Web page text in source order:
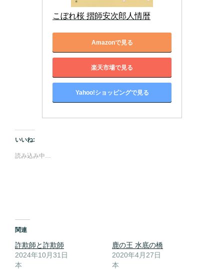
こぼれ桜 摺師安次郎人情暦
Amazonで見る
楽天市場で見る
Yahoo!ショッピングで見る
いいね:
読み込み中…
関連
詐欺師と詐欺師
2024年10月31日
本
鹿の王 水底の橋
2020年4月27日
本